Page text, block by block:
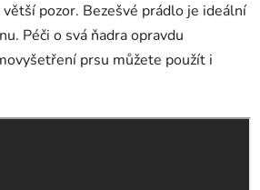
pozor. Bezešvé prádlo je ideální
Péči o svá ňadra opravdu
prsu můžete použít i